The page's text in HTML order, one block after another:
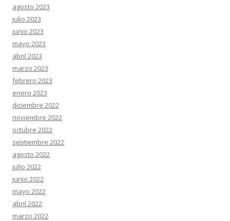
agosto 2023
julio 2023
junio 2023
mayo 2023
abril 2023
marzo 2023
febrero 2023
enero 2023
diciembre 2022
noviembre 2022
octubre 2022
septiembre 2022
agosto 2022
julio 2022
junio 2022
mayo 2022
abril 2022
marzo 2022